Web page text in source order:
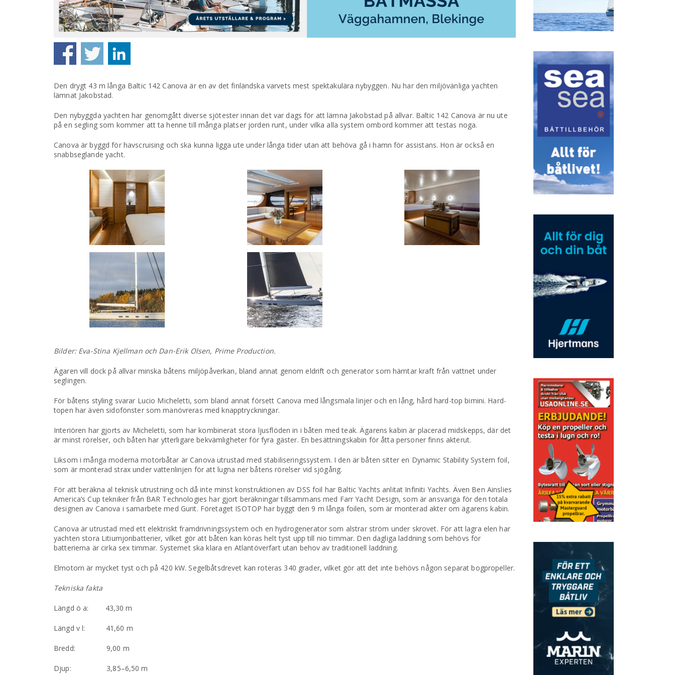
Den drygt 43 m långa Baltic 142 Canova är en av det finländska varvets mest spektakulära nybyggen. Nu har den miljövänliga yachten
lämnat Jakobstad.
Den nybyggda yachten har genomgått diverse sjötester innan det var dags för att lämna Jakobstad på allvar. Baltic 142 Canova är nu ute
på en segling som kommer att ta henne till många platser jorden runt, under vilka alla system ombord kommer att testas noga.
Canova är byggd för havscruising och ska kunna ligga ute under långa tider utan att behöva gå i hamn för assistans. Hon är också en
snabbseglande yacht.
Bilder: Eva-Stina Kjellman och Dan-Erik Olsen, Prime Production.
Ägaren vill dock på allvar minska båtens miljöpåverkan, bland annat genom eldrift och generator som hämtar kraft från vattnet under
seglingen.
För båtens styling svarar Lucio Micheletti, som bland annat försett Canova med långsmala linjer och en lång, hård hard-top bimini. Hard-
topen har även sidofönster som manövreras med knapptryckningar.
Interiören har gjorts av Micheletti, som har kombinerat stora ljusflöden in i båten med teak. Ägarens kabin är placerad midskepps, där det
är minst rörelser, och båten har ytterligare bekvämligheter för fyra gäster. En besättningskabin för åtta personer finns akterut.
Liksom i många moderna motorbåtar är Canova utrustad med stabiliseringssystem. I den är båten sitter en Dynamic Stability System foil,
som är monterad strax under vattenlinjen för att lugna ner båtens rörelser vid sjögång.
För att beräkna al teknisk utrustning och då inte minst konstruktionen av DSS foil har Baltic Yachts anlitat Infiniti Yachts. Även Ben Ainslies
America’s Cup tekniker från BAR Technologies har gjort beräkningar tillsammans med Farr Yacht Design, som är ansvariga för den totala
designen av Canova i samarbete med Gurit. Företaget ISOTOP har byggt den 9 m långa foilen, som är monterad akter om ägarens kabin.
Canova är utrustad med ett elektriskt framdrivningssystem och en hydrogenerator som alstrar ström under skrovet. För att lagra elen har
yachten stora Litiumjonbatterier, vilket gör att båten kan köras helt tyst upp till nio timmar. Den dagliga laddning som behövs för
batterierna är cirka sex timmar. Systemet ska klara en Atlantöverfart utan behov av traditionell laddning.
Elmotorn är mycket tyst och på 420 kW. Segelbåtsdrevet kan roteras 340 grader, vilket gör att det inte behövs någon separat bogpropeller.
Tekniska fakta
Längd ö a: 43,30 m
Längd v l: 41,60 m
Bredd: 9,00 m
Djup: 3,85–6,50 m